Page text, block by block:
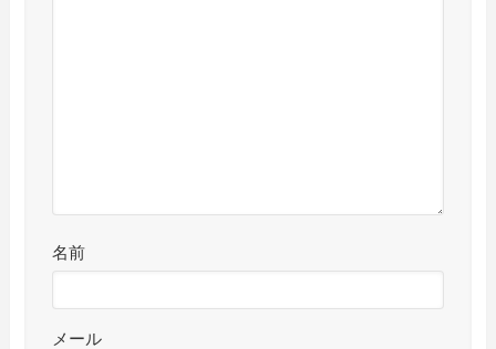
名前
メール